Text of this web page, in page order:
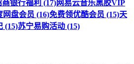
商银行福利 (17)网易云音乐黑胶VIP
网盘会员 (16)免费领优酷会员 (15)天
(15)苏宁易购活动 (15)